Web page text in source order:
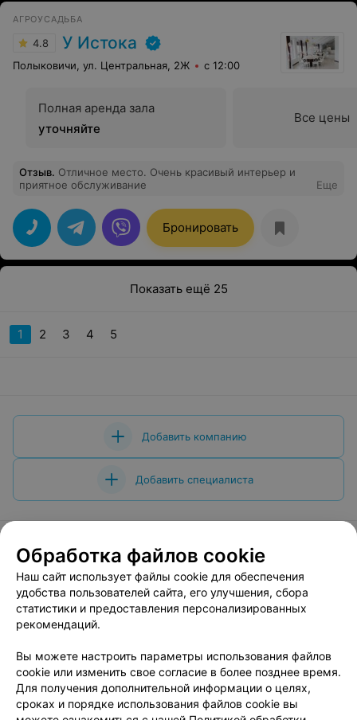
АГРОУСАДЬБА
4.8 У Истока
Полыковичи, ул. Центральная, 2Ж с 12:00
Полная аренда зала
уточняйте
Все цены
Отзыв. Отличное место. Очень красивый интерьер и
приятное обслуживание
Еще
Бронировать
Показать ещё 25
1 2 3 4 5
Добавить компанию
Добавить специалиста
О проекте Новости проекта
Размещение рекламы
Вакансии
Публичный договор
Способы оплаты
Публичный договор по использованию сервиса
Пользовательское соглашение
Написать в поддержку
Связаться по вопросам сотрудничества
Обработка файлов cookie
Наш сайт использует файлы cookie для обеспечения
удобства пользователей сайта, его улучшения, сбора
статистики и предоставления персонализированных
рекомендаций.
Вы можете настроить параметры использования файлов
cookie или изменить свое согласие в более позднее время.
Для получения дополнительной информации о целях,
сроках и порядке использования файлов cookie вы